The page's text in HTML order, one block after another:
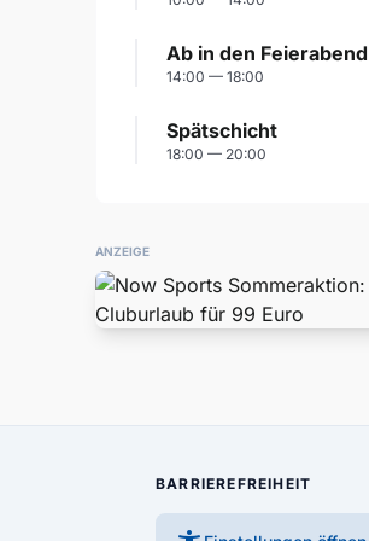
Ab in den Feierabend
14:00 — 18:00
Spätschicht
18:00 — 20:00
ANZEIGE
BARRIEREFREIHEIT